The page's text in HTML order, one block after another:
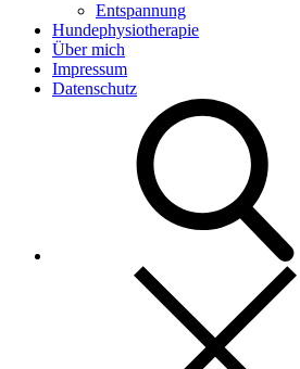
Entspannung
Hundephysiotherapie
Über mich
Impressum
Datenschutz